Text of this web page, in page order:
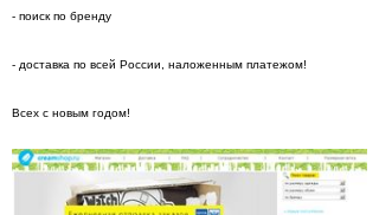
- поиск по бренду
- доставка по всей России, наложенным платежом!
Всех с новым годом!